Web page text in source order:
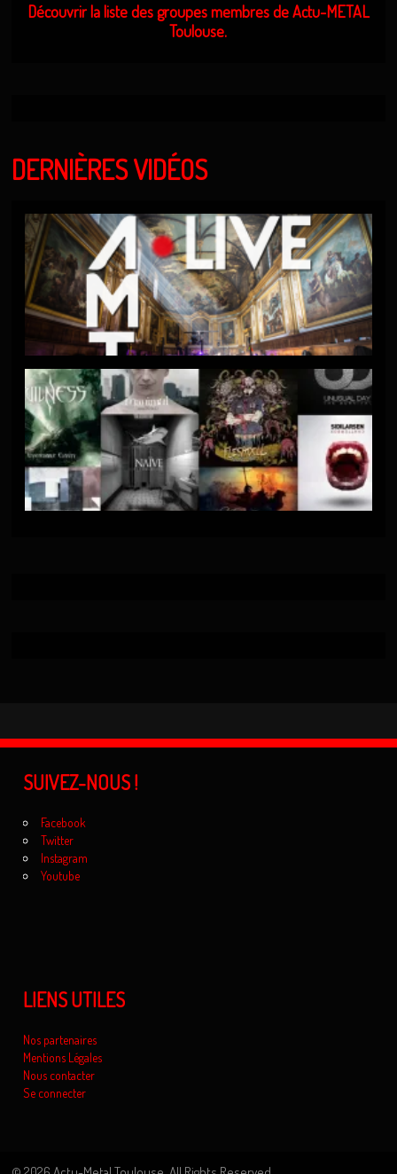
Découvrir la liste des groupes membres de Actu-METAL
Toulouse.
DERNIÈRES VIDÉOS
SUIVEZ-NOUS !
Facebook
Twitter
Instagram
Youtube
LIENS UTILES
Nos partenaires
Mentions Légales
Nous contacter
Se connecter